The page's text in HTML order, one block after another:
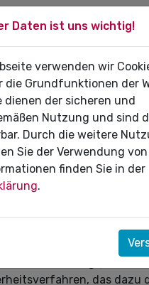
der Zwei-Faktor-
(2FA)
KZV-Internetseite (z. B.
erforderte bislang
die Anmeldung ab
Authentifizierung
das dazu
Daten ist uns wichtig!
verwenden wir
die Grundfunktionen der
dienen der sicheren und
Nutzung und sind
Durch die weitere
Sie der Verwendung von
finden Sie in der
.